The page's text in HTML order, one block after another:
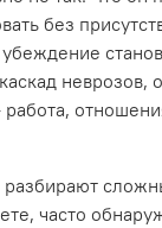
без
неврозов,
разбирают
часто